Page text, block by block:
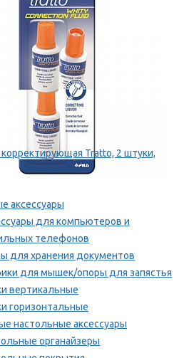
Tratto, 2 штуки,
аксессуары
для компьютеров и
телефонов
для хранения документов
для мышек/опоры для запястья
вертикальные
горизонтальные
настольные аксессуары
органайзеры